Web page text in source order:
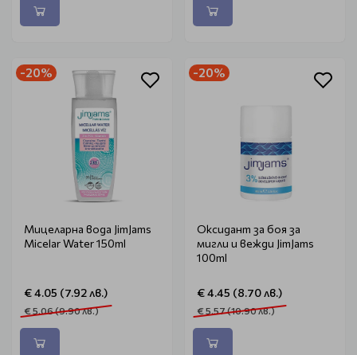
-20%
Мицеларна вода JimJams
Micelar Water 150ml
€ 4.05 (7.92 лв.)
€ 5.06 (9.90 лв.)
-20%
Оксидант за боя за
мигли и вежди JimJams
100ml
€ 4.45 (8.70 лв.)
€ 5.57 (10.90 лв.)